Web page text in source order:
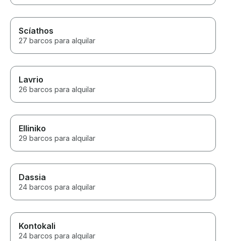
Scíathos
27 barcos para alquilar
Lavrio
26 barcos para alquilar
Elliniko
29 barcos para alquilar
Dassia
24 barcos para alquilar
Kontokali
24 barcos para alquilar